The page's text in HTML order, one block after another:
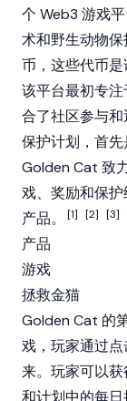
个 Web3 游戏
术和野生动物
币，这些代币是
该平台最初专
合了社区参与
保护计划，首先
Golden Cat 致
戏、奖励和保
产品。
[1] [2] [3]
产品
游戏
拯救金猫
Golden Cat 的
戏，玩家通过
来。玩家可以